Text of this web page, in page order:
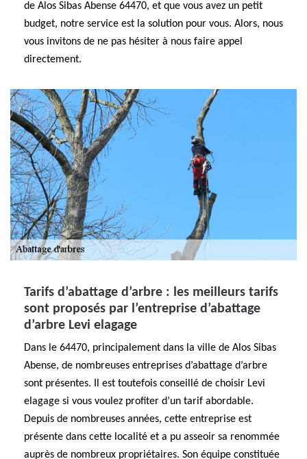
de Alos Sibas Abense 64470, et que vous avez un petit
budget, notre service est la solution pour vous. Alors, nous
vous invitons de ne pas hésiter à nous faire appel
directement.
Tarifs d’abattage d’arbre : les meilleurs tarifs
sont proposés par l’entreprise d’abattage
d’arbre Levi elagage
Dans le 64470, principalement dans la ville de Alos Sibas
Abense, de nombreuses entreprises d’abattage d’arbre
sont présentes. Il est toutefois conseillé de choisir Levi
elagage si vous voulez profiter d’un tarif abordable.
Depuis de nombreuses années, cette entreprise est
présente dans cette localité et a pu asseoir sa renommée
auprès de nombreux propriétaires. Son équipe constituée